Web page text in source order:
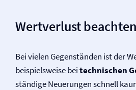
Wertverlust beachten
Bei vielen Gegenständen ist der
beispielsweise beitechnischen
ständige Neuerungen schnell